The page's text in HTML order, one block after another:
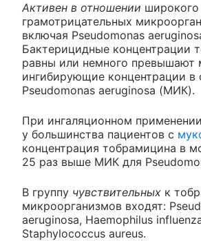
Активен в отношении широкого
грамотрицательных
включая Pseudomonas
Бактерицидные концентрации
равны или немного превышают
ингибирующие концентрации в
Pseudomonas aeruginosa (МИК).
При ингаляционном
у большинства пациентов с
концентрация тобрамицина в
25 раз выше МИК для
В группу чувствительных к
микроорганизмов входят:
aeruginosa, Haemophilus
Staphylococcus aureus.